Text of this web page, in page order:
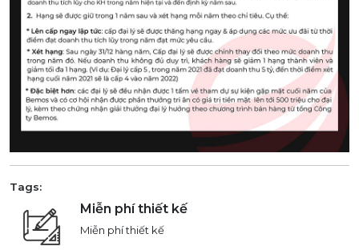
Tags:
Miễn phí thiết kế
Miễn phí thiết kế